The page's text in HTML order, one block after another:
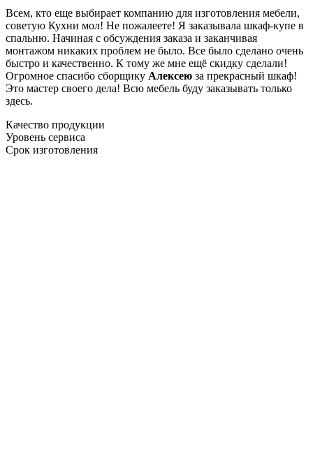
Всем, кто еще выбирает компанию для изготовления мебели,
советую Кухни мол! Не пожалеете! Я заказывала шкаф-купе в
спальню. Начиная с обсуждения заказа и заканчивая
монтажом никаких проблем не было. Все было сделано очень
быстро и качественно. К тому же мне ещё скидку сделали!
Огромное спасибо сборщику Алексею за прекрасный шкаф!
Это мастер своего дела! Всю мебель буду заказывать только
здесь.
Качество продукции
Уровень сервиса
Срок изготовления